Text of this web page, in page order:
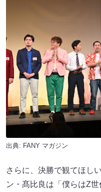
出典: FANY マガジン
さらに、決勝で観てほし
ン・髙比良は「僕らはZ